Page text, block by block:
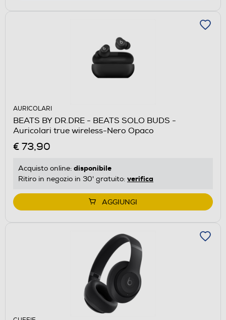
AURICOLARI
BEATS BY DR.DRE - BEATS SOLO BUDS -
Auricolari true wireless-Nero Opaco
€ 73,90
Acquisto online: disponibile
Ritiro in negozio in 30' gratuito: verifica
AGGIUNGI